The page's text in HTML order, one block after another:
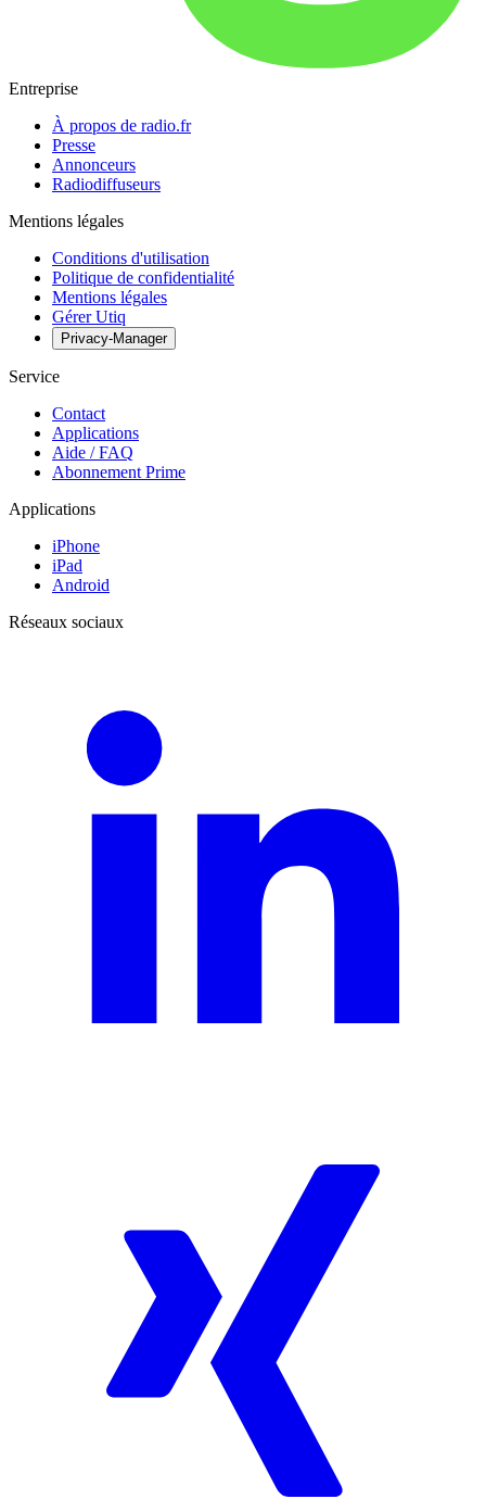
Entreprise
À propos de radio.fr
Presse
Annonceurs
Radiodiffuseurs
Mentions légales
Conditions d'utilisation
Politique de confidentialité
Mentions légales
Gérer Utiq
Privacy-Manager
Service
Contact
Applications
Aide / FAQ
Abonnement Prime
Applications
iPhone
iPad
Android
Réseaux sociaux